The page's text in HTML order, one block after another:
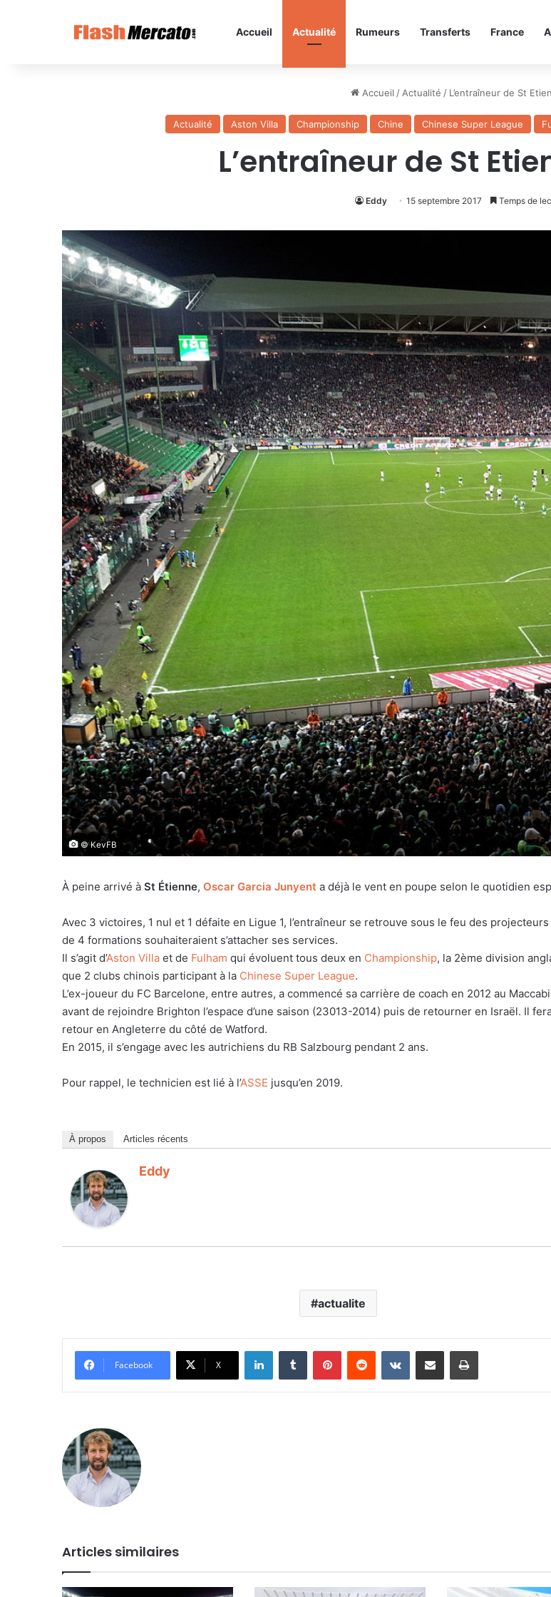
Accueil Actualité Rumeurs Transferts France
Accueil / Actualité / L’entraîneur de St
Actualité Aston Villa Championship Chine Chinese Super League
L’entraîneur de St
Eddy 15 septembre 2017 Temps de
© KevFB
À peine arrivé à St Étienne, Oscar Garcia Junyent a déjà le vent en poupe selon le quotidien
Avec 3 victoires, 1 nul et 1 défaite en Ligue 1, l’entraîneur se retrouve sous le feu des
de 4 formations souhaiteraient s’attacher ses services.
Il s’agit d’Aston Villa et de Fulham qui évoluent tous deux en Championship, la 2ème division
que 2 clubs chinois participant à la Chinese Super League.
L’ex-joueur du FC Barcelone, entre autres, a commencé sa carrière de coach en 2012 au
avant de rejoindre Brighton l’espace d’une saison (23013-2014) puis de retourner en Israël. Il
retour en Angleterre du côté de Watford.
En 2015, il s’engage avec les autrichiens du RB Salzbourg pendant 2 ans.
Pour rappel, le technicien est lié à l’ASSE jusqu’en 2019.
À propos Articles récents
Eddy
actualite
Facebook X
LinkedinTumblr PinterestReddit VKontaktePartager par email Imprimer
Articles similaires